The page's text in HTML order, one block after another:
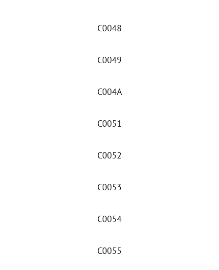
C0048
C0049
C004A
C0051
C0052
C0053
C0054
C0055